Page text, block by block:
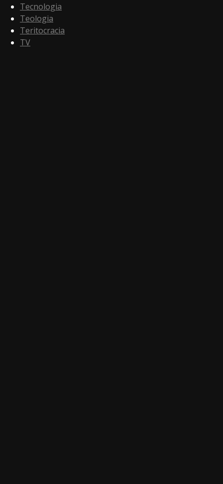
Tecnologia
Teologia
Teritocracia
TV